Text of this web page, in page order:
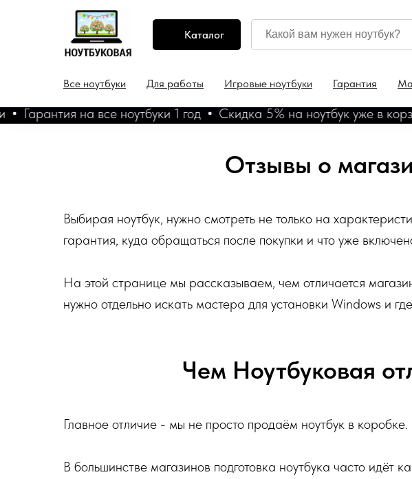
Каталог
Все ноутбуки Для работы Игровые ноутбуки Гарантия
на все ноутбуки 1 год Скидка 5% на ноутбук уже в корзине
Отзывы о
Выбирая ноутбук, нужно смотреть не только на
гарантия, куда обращаться после покупки и что уже
На этой странице мы рассказываем, чем отличается
нужно отдельно искать мастера для установки Windows и
Чем Ноутбуковая
Главное отличие - мы не просто продаём ноутбук в
В большинстве магазинов подготовка ноутбука часто идёт